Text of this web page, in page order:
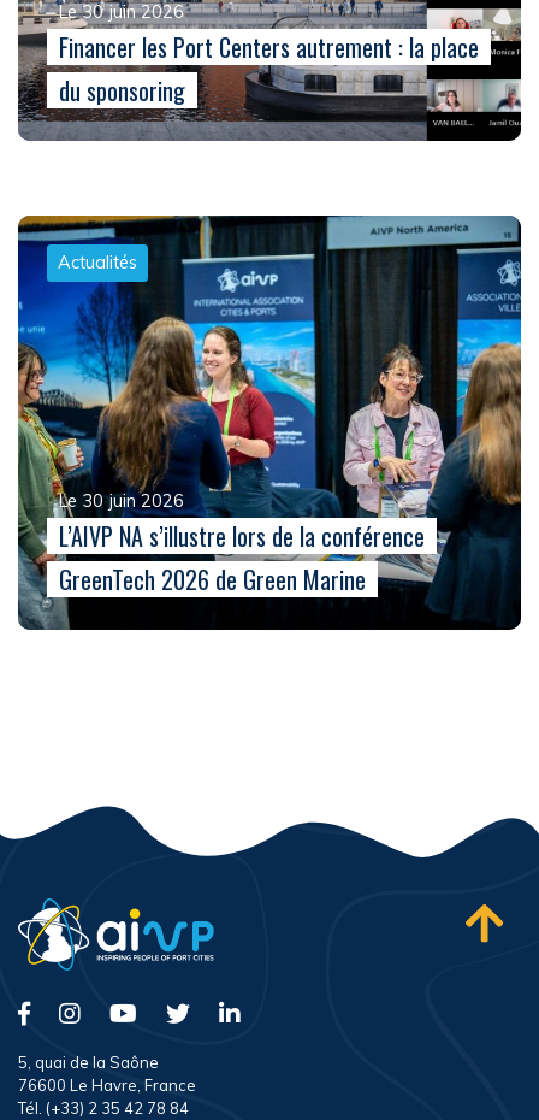
Le 30 juin 2026
Financer les Port Centers autrement : la place
du sponsoring
Actualités
Le 30 juin 2026
L’AIVP NA s’illustre lors de la conférence
GreenTech 2026 de Green Marine
5, quai de la Saône
76600 Le Havre, France
Tél. (+33) 2 35 42 78 84